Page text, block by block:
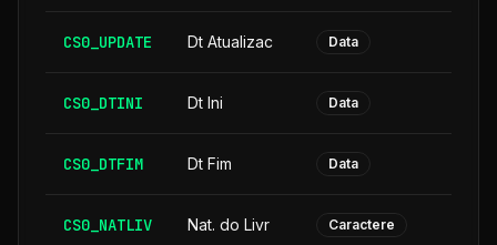
CS0_UPDATE Dt Atualizac Data
CS0_DTINI Dt Ini Data
CS0_DTFIM Dt Fim Data
CS0_NATLIV Nat. do Livr Caractere